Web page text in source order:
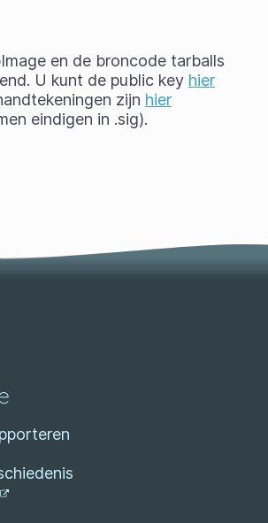
en de broncode tarballs
U kunt de public key hier
zijn hier
eindigen in .sig).